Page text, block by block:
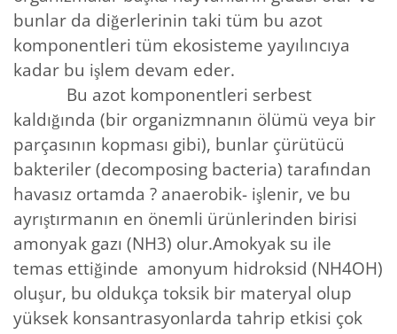
bunlar da diğerlerinin taki tüm bu azot
komponentleri tüm ekosisteme yayılıncıya
kadar bu işlem devam eder.
Bu azot komponentleri serbest
kaldığında (bir organizmnanın ölümü veya bir
parçasının kopması gibi), bunlar çürütücü
bakteriler (decomposing bacteria) tarafından
havasız ortamda ? anaerobik- işlenir, ve bu
ayrıştırmanın en önemli ürünlerinden birisi
amonyak gazı (NH3) olur.Amokyak su ile
temas ettiğinde amonyum hidroksid (NH4OH)
oluşur, bu oldukça toksik bir materyal olup
yüksek konsantrasyonlarda tahrip etkisi çok